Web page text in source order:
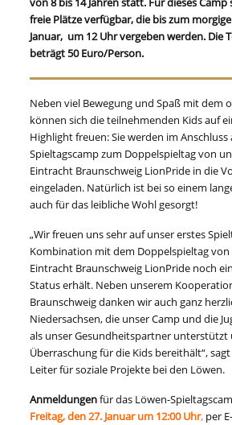
freie Plätze verfügbar, die bis zum
Januar, um 12 Uhr vergeben werden. Die
beträgt 50 Euro/Person.
Neben viel Bewegung und Spaß mit dem
können sich die teilnehmenden Kids auf
Highlight freuen: Sie werden im Anschluss
Spieltagscamp zum Doppelspieltag von
Eintracht Braunschweig LionPride in die
eingeladen. Natürlich ist bei so einem
auch für das leibliche Wohl gesorgt!
„Wir freuen uns sehr auf unser erstes
Kombination mit dem Doppelspieltag
Eintracht Braunschweig LionPride noch
Status erhält. Neben unserem
Braunschweig danken wir auch ganz
Niedersachsen, die unser Camp und die
als unser Gesundheitspartner unterstützt
Überraschung für die Kids bereithält“,
Leiter für soziale Projekte bei den Löwen.
Anmeldungenfür das Löwen-
Freitag, den 27. Januar um 12:00 Uhr, per